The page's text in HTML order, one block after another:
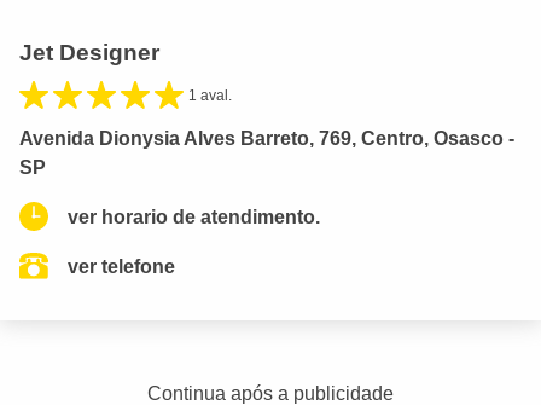
Jet Designer
1 aval.
Avenida Dionysia Alves Barreto, 769, Centro, Osasco -
SP
ver horario de atendimento.
ver telefone
Continua após a publicidade